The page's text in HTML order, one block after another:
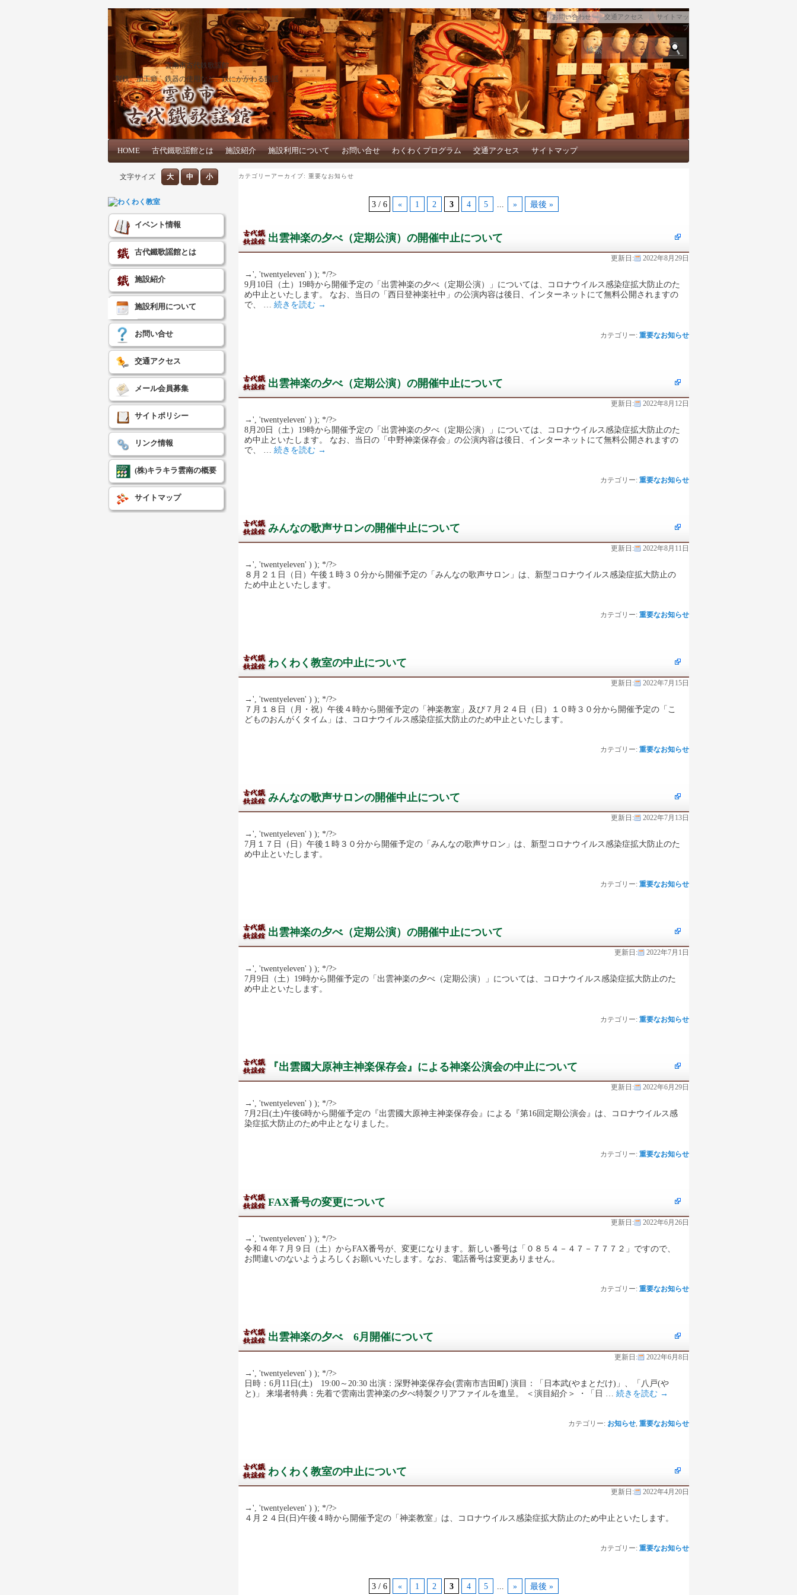
雲南市古代鉄歌謡館
製鉄、加工癖、鉄器の使用など、鉄にかかわる艶謡
お問い合わせ｜交通アクセス
サイトマッ
プ
検索
メインメニュー
メインコンテンツへ移動
サブコンテンツへ移動
HOME 古代鐵歌謡館とは 施設紹介 施設利用について お問い合せ わくわくプログラム 交通アクセス サイトマップ
カテゴリーアーカイブ: 重要なお知らせ
3 / 6 « 1 2 3 4 5 ... » 最後 »
出雲神楽の夕べ（定期公演）の開催中止について
更新日: 2022年8月29日
→', 'twentyeleven' ) ); */?>
9月10日（土）19時から開催予定の「出雲神楽の夕べ（定期公演）」については、コロナウイルス感染症拡大防止のた
め中止といたします。 なお、当日の「西日登神楽社中」の公演内容は後日、インターネットにて無料公開されますの
で、 … 続きを読む →
カテゴリー: 重要なお知らせ
出雲神楽の夕べ（定期公演）の開催中止について
更新日: 2022年8月12日
→', 'twentyeleven' ) ); */?>
8月20日（土）19時から開催予定の「出雲神楽の夕べ（定期公演）」については、コロナウイルス感染症拡大防止のた
め中止といたします。 なお、当日の「中野神楽保存会」の公演内容は後日、インターネットにて無料公開されますの
で、 … 続きを読む →
カテゴリー: 重要なお知らせ
みんなの歌声サロンの開催中止について
更新日: 2022年8月11日
→', 'twentyeleven' ) ); */?>
８月２１日（日）午後１時３０分から開催予定の「みんなの歌声サロン」は、新型コロナウイルス感染症拡大防止の
ため中止といたします。
カテゴリー: 重要なお知らせ
わくわく教室の中止について
更新日: 2022年7月15日
→', 'twentyeleven' ) ); */?>
７月１８日（月・祝）午後４時から開催予定の「神楽教室」及び７月２４日（日）１０時３０分から開催予定の「こ
どものおんがくタイム」は、コロナウイルス感染症拡大防止のため中止といたします。
カテゴリー: 重要なお知らせ
みんなの歌声サロンの開催中止について
更新日: 2022年7月13日
→', 'twentyeleven' ) ); */?>
7月１７日（日）午後１時３０分から開催予定の「みんなの歌声サロン」は、新型コロナウイルス感染症拡大防止のた
め中止といたします。
カテゴリー: 重要なお知らせ
出雲神楽の夕べ（定期公演）の開催中止について
更新日: 2022年7月1日
→', 'twentyeleven' ) ); */?>
7月9日（土）19時から開催予定の「出雲神楽の夕べ（定期公演）」については、コロナウイルス感染症拡大防止のた
め中止といたします。
カテゴリー: 重要なお知らせ
『出雲國大原神主神楽保存会』による神楽公演会の中止について
更新日: 2022年6月29日
→', 'twentyeleven' ) ); */?>
7月2日(土)午後6時から開催予定の『出雲國大原神主神楽保存会』による『第16回定期公演会』は、コロナウイルス感
染症拡大防止のため中止となりました。
カテゴリー: 重要なお知らせ
FAX番号の変更について
更新日: 2022年6月26日
→', 'twentyeleven' ) ); */?>
令和４年７月９日（土）からFAX番号が、変更になります。新しい番号は「０８５４－４７－７７７２」ですので、
お間違いのないようよろしくお願いいたします。なお、電話番号は変更ありません。
カテゴリー: 重要なお知らせ
出雲神楽の夕べ 6月開催について
更新日: 2022年6月8日
→', 'twentyeleven' ) ); */?>
日時：6月11日(土) 19:00～20:30 出演：深野神楽保存会(雲南市吉田町) 演目：「日本武(やまとだけ)」、「八戸(や
と)」 来場者特典：先着で雲南出雲神楽の夕べ特製クリアファイルを進呈。 ＜演目紹介＞ ・「日 … 続きを読む →
カテゴリー: お知らせ, 重要なお知らせ
わくわく教室の中止について
更新日: 2022年4月20日
→', 'twentyeleven' ) ); */?>
４月２４日(日)午後４時から開催予定の「神楽教室」は、コロナウイルス感染症拡大防止のため中止といたします。
カテゴリー: 重要なお知らせ
3 / 6 « 1 2 3 4 5 » 最後 »
文字サイズ 大 中 小
イベント情報
古代鐵歌謡館とは
施設紹介
施設利用について
お問い合せ
交通アクセス
メール会員募集
サイトポリシー
リンク情報
(株)キラキラ雲南の概要
サイトマップ